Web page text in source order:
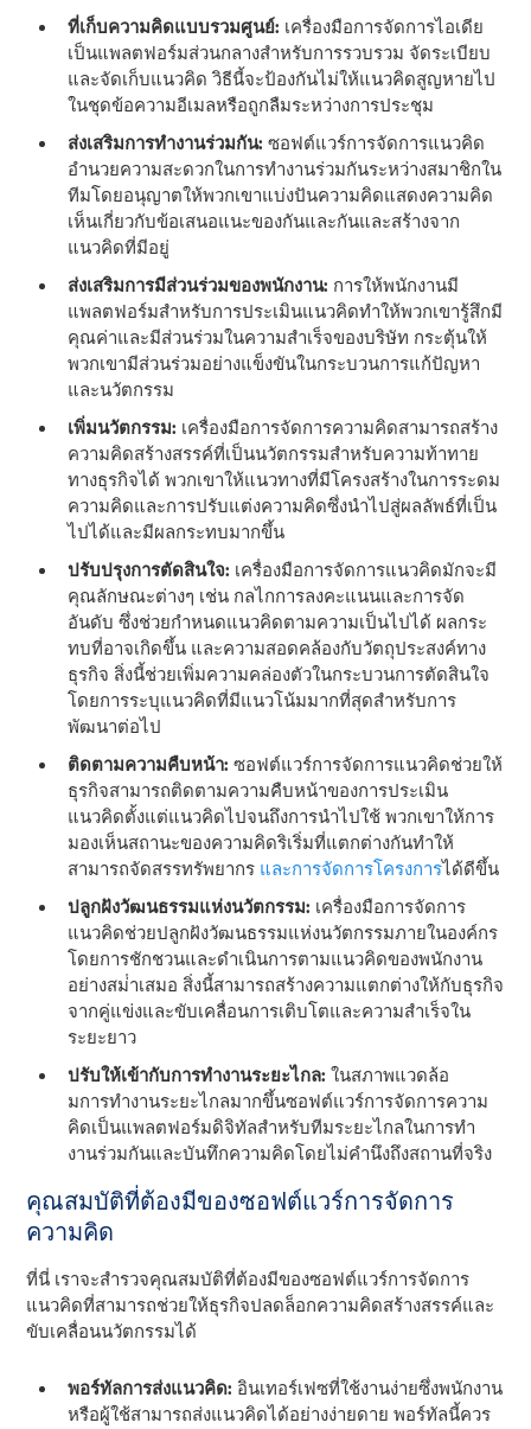
ที่เก็บความคิดแบบรวมศูนย์: เครื่องมือการจัดการไอเดีย
เป็นแพลตฟอร์มส่วนกลางสําหรับการรวบรวม จัดระเบียบ
และจัดเก็บแนวคิด วิธีนี้จะป้องกันไม่ให้แนวคิดสูญหายไป
ในชุดข้อความอีเมลหรือถูกลืมระหว่างการประชุม
ส่งเสริมการทํางานร่วมกัน:ซอฟต์แวร์การจัดการแนวคิด
อํานวยความสะดวกในการทํางานร่วมกันระหว่างสมาชิกใน
ทีมโดยอนุญาตให้พวกเขาแบ่งปันความคิดแสดงความคิด
เห็นเกี่ยวกับข้อเสนอแนะของกันและกันและสร้างจาก
แนวคิดที่มีอยู่
ส่งเสริมการมีส่วนร่วมของพนักงาน: การให้พนักงานมี
แพลตฟอร์มสําหรับการประเมินแนวคิดทําให้พวกเขารู้สึกมี
คุณค่าและมีส่วนร่วมในความสําเร็จของบริษัท กระตุ้นให้
พวกเขามีส่วนร่วมอย่างแข็งขันในกระบวนการแก้ปัญหา
และนวัตกรรม
เพิ่มนวัตกรรม: เครื่องมือการจัดการความคิดสามารถสร้าง
ความคิดสร้างสรรค์ที่เป็นนวัตกรรมสําหรับความท้าทาย
ทางธุรกิจได้ พวกเขาให้แนวทางที่มีโครงสร้างในการระดม
ความคิดและการปรับแต่งความคิดซึ่งนําไปสู่ผลลัพธ์ที่เป็น
ไปได้และมีผลกระทบมากขึ้น
ปรับปรุงการตัดสินใจ: เครื่องมือการจัดการแนวคิดมักจะมี
คุณลักษณะต่างๆ เช่น กลไกการลงคะแนนและการจัด
อันดับ ซึ่งช่วยกําหนดแนวคิดตามความเป็นไปได้ ผลกระ
ทบที่อาจเกิดขึ้น และความสอดคล้องกับวัตถุประสงค์ทาง
ธุรกิจ สิ่งนี้ช่วยเพิ่มความคล่องตัวในกระบวนการตัดสินใจ
โดยการระบุแนวคิดที่มีแนวโน้มมากที่สุดสําหรับการ
พัฒนาต่อไป
ติดตามความคืบหน้า:ซอฟต์แวร์การจัดการแนวคิดช่วยให้
ธุรกิจสามารถติดตามความคืบหน้าของการประเมิน
แนวคิดตั้งแต่แนวคิดไปจนถึงการนําไปใช้ พวกเขาให้การ
มองเห็นสถานะของความคิดริเริ่มที่แตกต่างกันทําให้
สามารถจัดสรรทรัพยากร และการจัดการโครงการได้ดีขึ้น
ปลูกฝังวัฒนธรรมแห่งนวัตกรรม: เครื่องมือการจัดการ
แนวคิดช่วยปลูกฝังวัฒนธรรมแห่งนวัตกรรมภายในองค์กร
โดยการชักชวนและดําเนินการตามแนวคิดของพนักงาน
อย่างสม่ําเสมอ สิ่งนี้สามารถสร้างความแตกต่างให้กับธุรกิจ
จากคู่แข่งและขับเคลื่อนการเติบโตและความสําเร็จใน
ระยะยาว
ปรับให้เข้ากับการทํางานระยะไกล: ในสภาพแวดล้อ
มการทํางานระยะไกลมากขึ้นซอฟต์แวร์การจัดการความ
คิดเป็นแพลตฟอร์มดิจิทัลสําหรับทีมระยะไกลในการทํา
งานร่วมกันและบันทึกความคิดโดยไม่คํานึงถึงสถานที่จริง
คุณสมบัติที่ต้องมีของซอฟต์แวร์การจัดการ
ความคิด
ที่นี่ เราจะสํารวจคุณสมบัติที่ต้องมีของซอฟต์แวร์การจัดการ
แนวคิดที่สามารถช่วยให้ธุรกิจปลดล็อกความคิดสร้างสรรค์และ
ขับเคลื่อนนวัตกรรมได้
พอร์ทัลการส่งแนวคิด: อินเทอร์เฟซที่ใช้งานง่ายซึ่งพนักงาน
หรือผู้ใช้สามารถส่งแนวคิดได้อย่างง่ายดาย พอร์ทัลนี้ควร